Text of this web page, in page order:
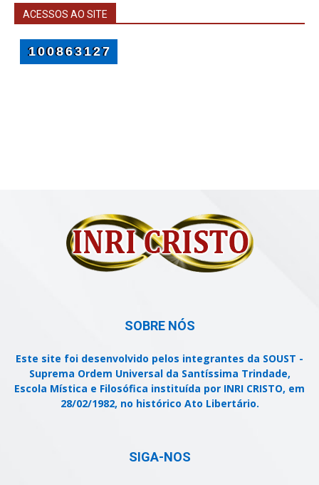
ACESSOS AO SITE
SOBRE NÓS
Este site foi desenvolvido pelos integrantes da SOUST -
Suprema Ordem Universal da Santíssima Trindade,
Escola Mística e Filosófica instituída por INRI CRISTO, em
28/02/1982, no histórico Ato Libertário.
SIGA-NOS